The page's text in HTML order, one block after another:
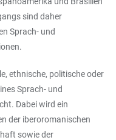
sind daher
Sprach- und
ethnische, politische oder
Sprach- und
Dabei wird ein
der iberoromanischen
sowie der